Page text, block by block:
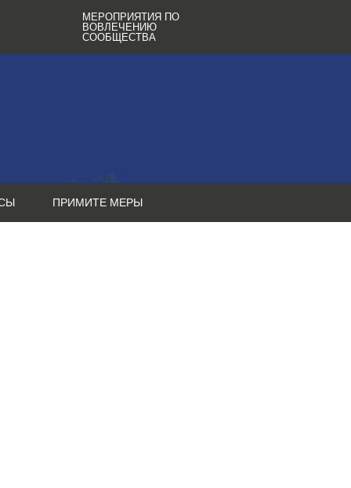
МЕРОПРИЯТИЯ ПО
ВОВЛЕЧЕНИЮ
СООБЩЕСТВА
ПРИМИТЕ МЕРЫ